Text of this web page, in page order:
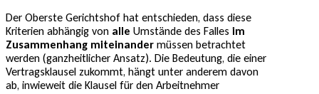
Der Oberste Gerichtshof hat entschieden, dass diese
Kriterien abhängig von alle Umstände des Falles im
Zusammenhang miteinander müssen betrachtet
werden (ganzheitlicher Ansatz). Die Bedeutung, die einer
Vertragsklausel zukommt, hängt unter anderem davon
ab, inwieweit die Klausel für den Arbeitnehmer